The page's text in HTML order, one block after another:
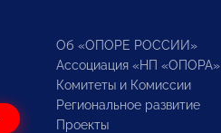
Об «ОПОРЕ РОССИИ»
Ассоциация «НП «ОПОРА»
Комитеты и Комиссии
Региональное развитие
Проекты